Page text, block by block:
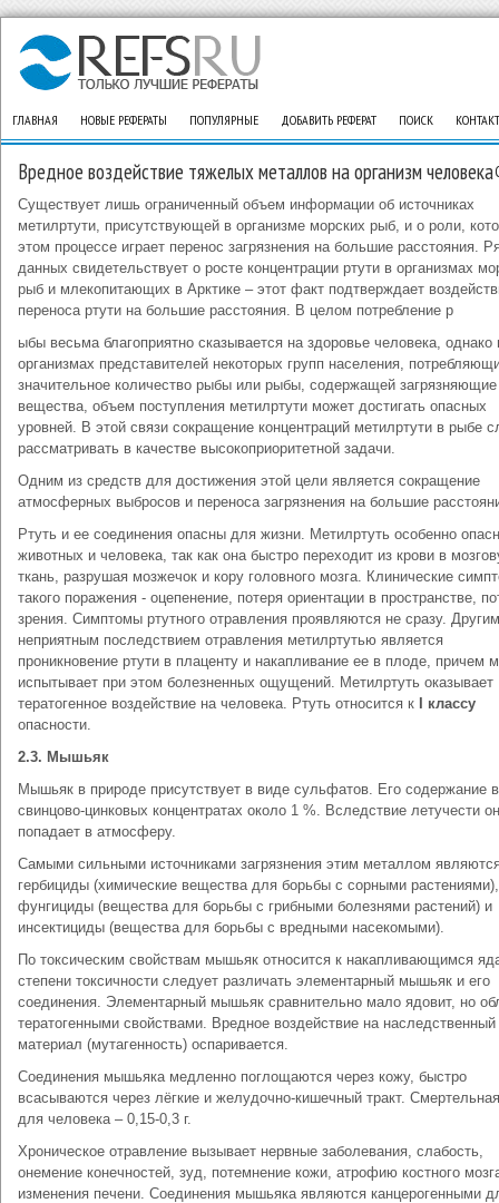
ГЛАВНАЯ НОВЫЕ РЕФЕРАТЫ ПОПУЛЯРНЫЕ ДОБАВИТЬ РЕФЕРАТ ПОИСК
Вредное воздействие тяжелых металлов на организм человека
Существует лишь ограниченный объем информации об источниках
метилртути, присутствующей в организме морских рыб, и о роли,
этом процессе играет перенос загрязнения на большие расстояния.
данных свидетельствует о росте концентрации ртути в организмах
рыб и млекопитающих в Арктике – этот факт подтверждает
переноса ртути на большие расстояния. В целом потребление р
ыбы весьма благоприятно сказывается на здоровье человека, однако
организмах представителей некоторых групп населения,
значительное количество рыбы или рыбы, содержащей загрязняющие
вещества, объем поступления метилртути может достигать опасных
уровней. В этой связи сокращение концентраций метилртути в рыбе
рассматривать в качестве высокоприоритетной задачи.
Одним из средств для достижения этой цели является сокращение
атмосферных выбросов и переноса загрязнения на большие
Ртуть и ее соединения опасны для жизни. Метилртуть особенно
животных и человека, так как она быстро переходит из крови в
ткань, разрушая мозжечок и кору головного мозга. Клинические
такого поражения - оцепенение, потеря ориентации в пространстве,
зрения. Симптомы ртутного отравления проявляются не сразу. Другим
неприятным последствием отравления метилртутью является
проникновение ртути в плаценту и накапливание ее в плоде, причем
испытывает при этом болезненных ощущений. Метилртуть оказывает
тератогенное воздействие на человека. Ртуть относится к
I классу
опасности.
2.3. Мышьяк
Мышьяк в природе присутствует в виде сульфатов. Его содержание в
свинцово-цинковых концентратах около 1 %. Вследствие летучести
попадает в атмосферу.
Самыми сильными источниками загрязнения этим металлом
гербициды (химические вещества для борьбы с сорными растениями),
фунгициды (вещества для борьбы с грибными болезнями растений) и
инсектициды (вещества для борьбы с вредными насекомыми).
По токсическим свойствам мышьяк относится к накапливающимся
степени токсичности следует различать элементарный мышьяк и его
соединения. Элементарный мышьяк сравнительно мало ядовит, но
тератогенными свойствами. Вредное воздействие на наследственный
материал (мутагенность) оспаривается.
Соединения мышьяка медленно поглощаются через кожу, быстро
всасываются через лёгкие и желудочно-кишечный тракт.
для человека – 0,15-0,3 г.
Хроническое отравление вызывает нервные заболевания, слабость,
онемение конечностей, зуд, потемнение кожи, атрофию костного
изменения печени. Соединения мышьяка являются канцерогенными